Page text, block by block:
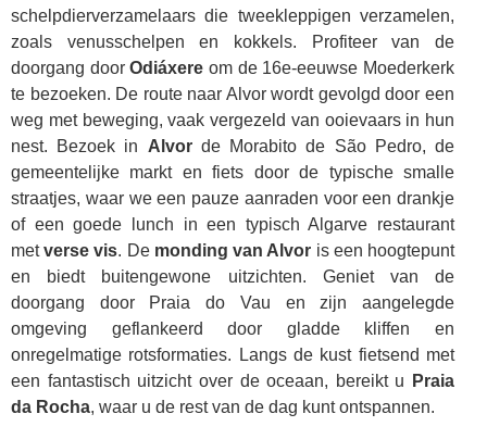
schelpdierverzamelaars die tweekleppigen verzamelen,
zoals venusschelpen en kokkels. Profiteer van de
doorgang doorOdiáxere om de 16e-eeuwse Moederkerk
te bezoeken. De route naar Alvor wordt gevolgd door een
weg met beweging, vaak vergezeld van ooievaars in hun
nest. Bezoek in Alvorde Morabito de São Pedro, de
gemeentelijke markt en fiets door de typische smalle
straatjes, waar we een pauze aanraden voor een drankje
of een goede lunch in een typisch Algarve restaurant
metverse vis. De monding van Alvor is een hoogtepunt
en biedt buitengewone uitzichten. Geniet van de
doorgang door Praia do Vau en zijn aangelegde
omgeving geflankeerd door gladde kliffen en
onregelmatige rotsformaties. Langs de kust fietsend met
een fantastisch uitzicht over de oceaan, bereikt u
Praia
da Rocha, waar u de rest van de dag kunt ontspannen.